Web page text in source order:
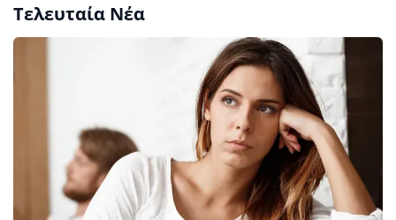
Τελευταία Νέα